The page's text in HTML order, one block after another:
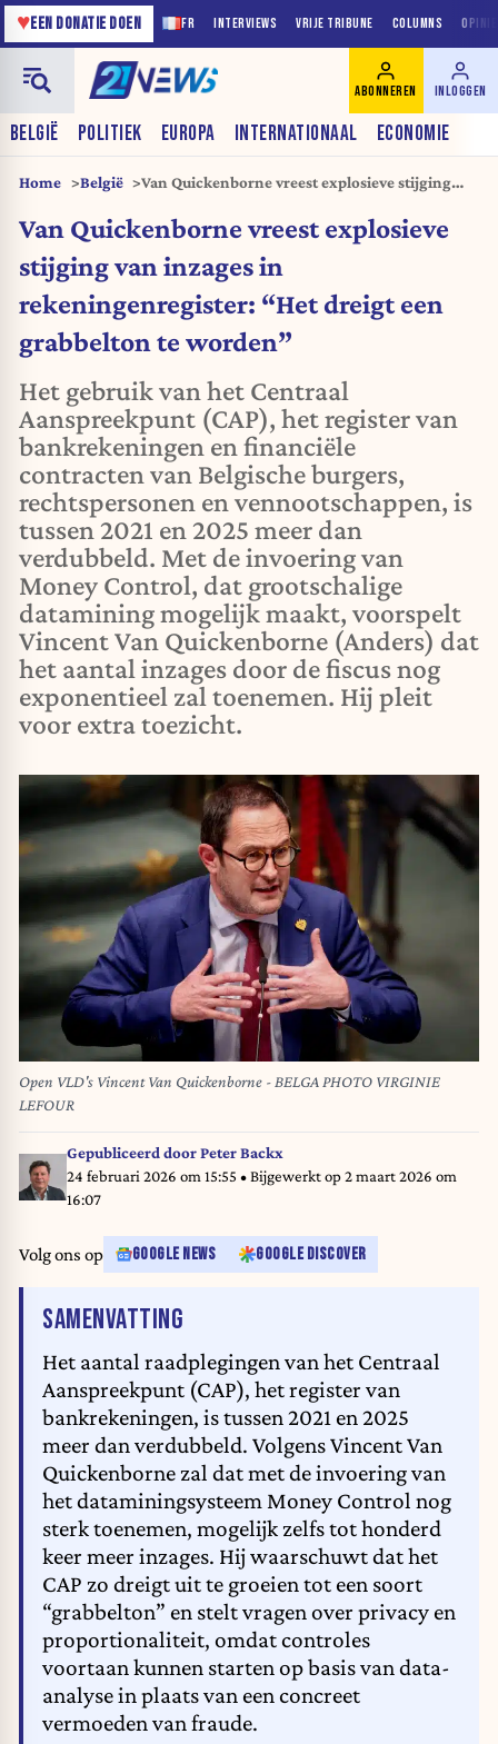
FR INTERVIEWS VRIJE TRIBUNE COLUMNS
♥EEN DONATIE DOEN
BELGIË POLITIEK EUROPA INTERNATIONAAL ECONOMIE
ABONNEREN INLOGGEN
Home België
Van Quickenborne vreest explosieve stijging
een grabbelton te worden”
Van Quickenborne vreest explosieve
stijging van inzages in
rekeningenregister: “Het dreigt een
grabbelton te worden”
Het gebruik van het Centraal
Aanspreekpunt (CAP), het register van
bankrekeningen en financiële
contracten van Belgische burgers,
rechtspersonen en vennootschappen, is
tussen 2021 en 2025 meer dan
verdubbeld. Met de invoering van
Money Control, dat grootschalige
datamining mogelijk maakt, voorspelt
Vincent Van Quickenborne (Anders) dat
het aantal inzages door de fiscus nog
exponentieel zal toenemen. Hij pleit
voor extra toezicht.
Open VLD's Vincent Van Quickenborne - BELGA PHOTO VIRGINIE
LEFOUR
Gepubliceerd doorPeter Backx
24 februari 2026 om 15:55 • Bijgewerkt op2 maart 2026 om
16:07
Volg ons op GOOGLE NEWS GOOGLE DISCOVER
SAMENVATTING
Het aantal raadplegingen van het Centraal
Aanspreekpunt (CAP), het register van
bankrekeningen, is tussen 2021 en 2025
meer dan verdubbeld. Volgens Vincent Van
Quickenborne zal dat met de invoering van
het dataminingsysteem Money Control nog
sterk toenemen, mogelijk zelfs tot honderd
keer meer inzages. Hij waarschuwt dat het
CAP zo dreigt uit te groeien tot een soort
“grabbelton” en stelt vragen over privacy en
proportionaliteit, omdat controles
voortaan kunnen starten op basis van data-
analyse in plaats van een concreet
vermoeden van fraude.